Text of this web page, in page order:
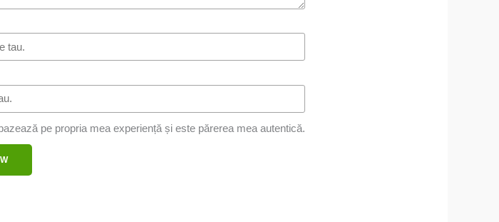
pe propria mea experiență și este părerea mea autentică.